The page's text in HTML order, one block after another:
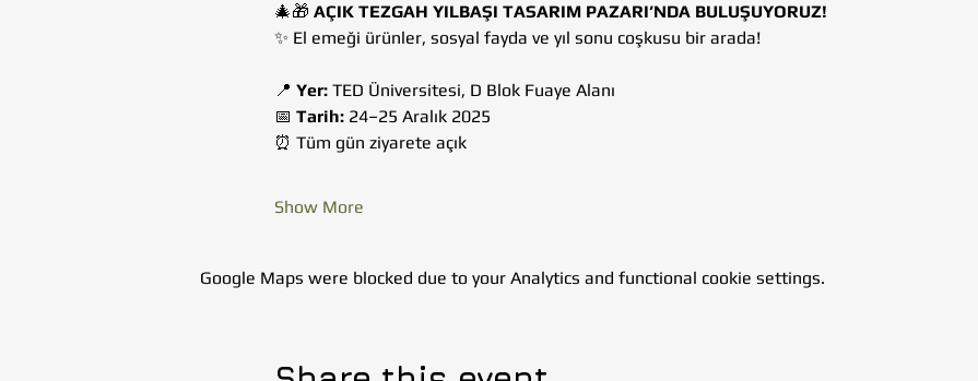
🎄🎁 AÇIK TEZGAH YILBAŞI TASARIM PAZARI’NDA BULUŞUYORUZ!
✨ El emeği ürünler, sosyal fayda ve yıl sonu coşkusu bir arada!
📍 Yer: TED Üniversitesi, D Blok Fuaye Alanı
📅 Tarih: 24–25 Aralık 2025
⏰ Tüm gün ziyarete açık
Show More
Google Maps were blocked due to your Analytics and functional cookie settings.